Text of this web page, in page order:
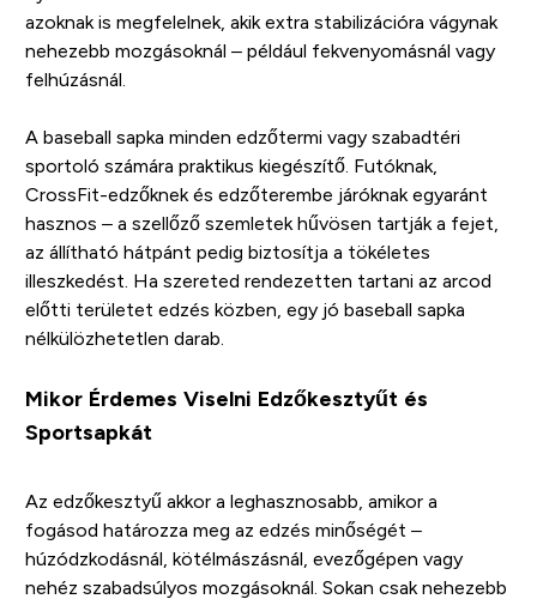
azoknak is megfelelnek, akik extra stabilizációra vágynak
nehezebb mozgásoknál – például fekvenyomásnál vagy
felhúzásnál.
A baseball sapka minden edzőtermi vagy szabadtéri
sportoló számára praktikus kiegészítő. Futóknak,
CrossFit-edzőknek és edzőterembe járóknak egyaránt
hasznos – a szellőző szemletek hűvösen tartják a fejet,
az állítható hátpánt pedig biztosítja a tökéletes
illeszkedést. Ha szereted rendezetten tartani az arcod
előtti területet edzés közben, egy jó baseball sapka
nélkülözhetetlen darab.
Mikor Érdemes Viselni Edzőkesztyűt és
Sportsapkát
Az edzőkesztyű akkor a leghasznosabb, amikor a
fogásod határozza meg az edzés minőségét –
húzódzkodásnál, kötélmászásnál, evezőgépen vagy
nehéz szabadsúlyos mozgásoknál. Sokan csak nehezebb